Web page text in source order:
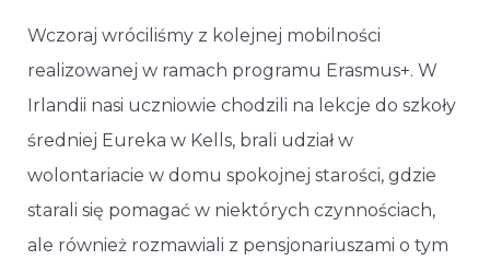
Wczoraj wróciliśmy z kolejnej mobilności
realizowanej w ramach programu Erasmus+. W
Irlandii nasi uczniowie chodzili na lekcje do szkoły
średniej Eureka w Kells, brali udział w
wolontariacie w domu spokojnej starości, gdzie
starali się pomagać w niektórych czynnościach,
ale również rozmawiali z pensjonariuszami o tym